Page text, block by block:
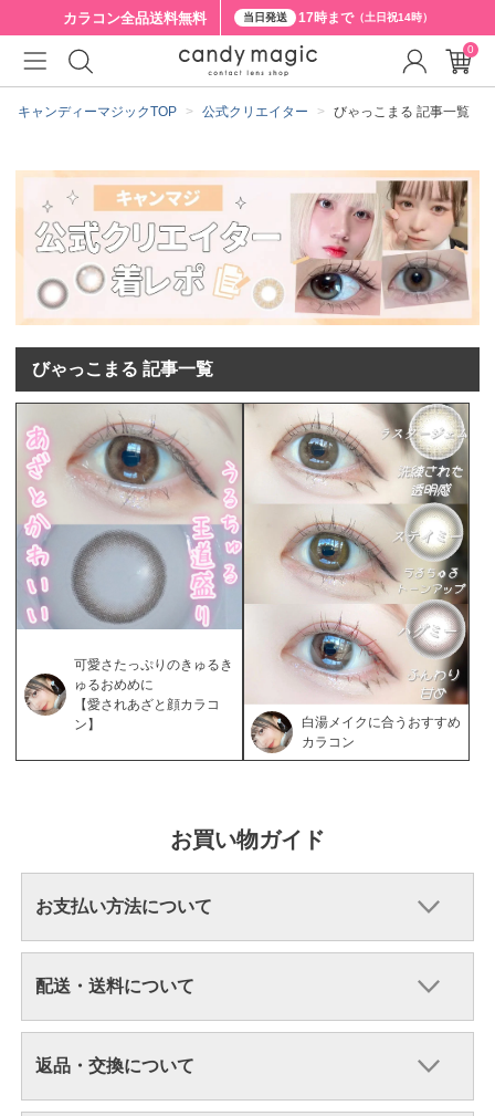
カラコン全品送料無料 当日発送 17時まで（土日祝14時）
キャンディーマジックTOP 公式クリエイター びゃっこまる 記事一覧
びゃっこまる 記事一覧
可愛さたっぷりのきゅるき
ゅるおめめに
【愛されあざと顔カラコ
ン】
白湯メイクに合うおすすめ
カラコン
0
お買い物ガイド
お支払い方法について
配送・送料について
返品・交換について